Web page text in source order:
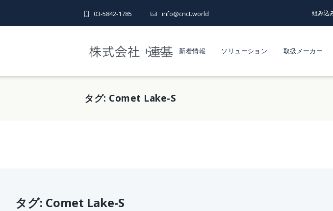
03-5842-1785 info@cnct.world 組み込
トップ 新着情報 ソリューション 取扱メーカー
タグ: Comet Lake-S
タグ: Comet Lake-S